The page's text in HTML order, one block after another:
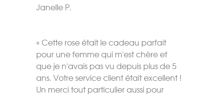
Janelle P.
« Cette rose était le cadeau parfait
pour une femme qui m'est chère et
que je n'avais pas vu depuis plus de 5
ans. Votre service client était excellent !
Un merci tout particulier aussi pour